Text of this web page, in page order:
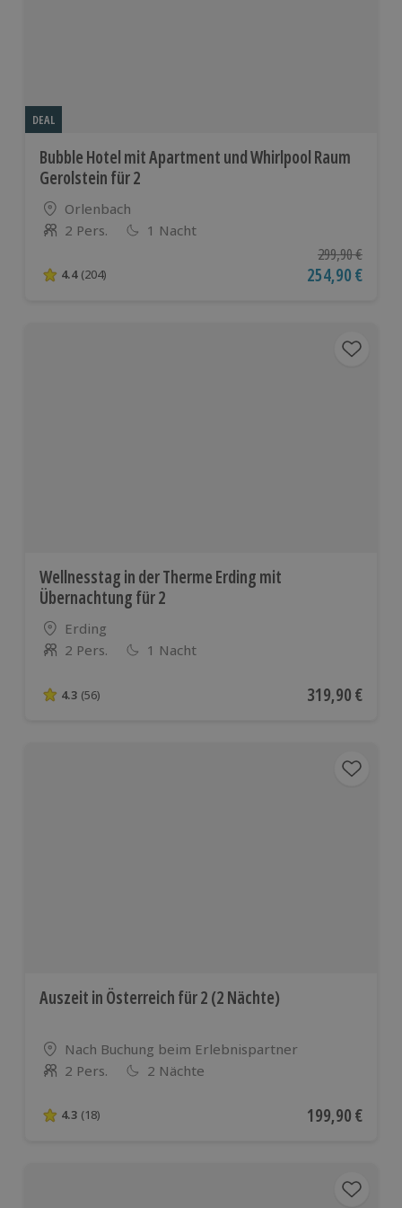
DEAL
Bubble Hotel mit Apartment und Whirlpool Raum
Gerolstein für 2
Standort
Orlenbach
Anzahl der Teilnehmer
2 Pers. 1 Nacht
4.4 von 5 Sternen basierend auf 204 Bewertungen
4.4 (204)
Ursprünglicher
299,90 €
Aktueller Preis
254,90 €
Wellnesstag in der Therme Erding mit
Übernachtung für 2
Standort
Erding
Anzahl der Teilnehmer
2 Pers. 1 Nacht
4.3 von 5 Sternen basierend auf 56 Bewertungen
4.3 (56) Aktueller Preis
319,90 €
Auszeit in Österreich für 2 (2 Nächte)
Standort
Nach Buchung beim Erlebnispartner
Anzahl der Teilnehmer
2 Pers. 2 Nächte
4.3 von 5 Sternen basierend auf 18 Bewertungen
4.3 (18) Aktueller Preis
199,90 €